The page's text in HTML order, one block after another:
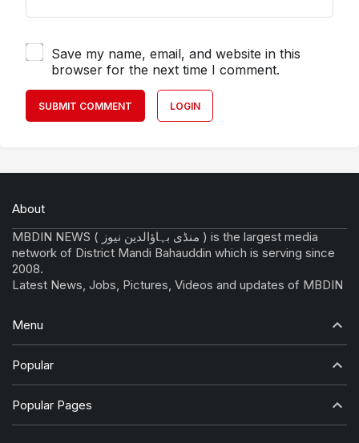
Save my name, email, and website in this
browser for the next time I comment.
SUBMIT COMMENT LOGIN
About
MBDIN NEWS ( منڈی بہاؤالدین نیوز ) is the largest media
network of District Mandi Bahauddin which is serving since
2008.
Latest News, Jobs, Pictures, Videos and updates of MBDIN
Menu
Popular
Popular Pages